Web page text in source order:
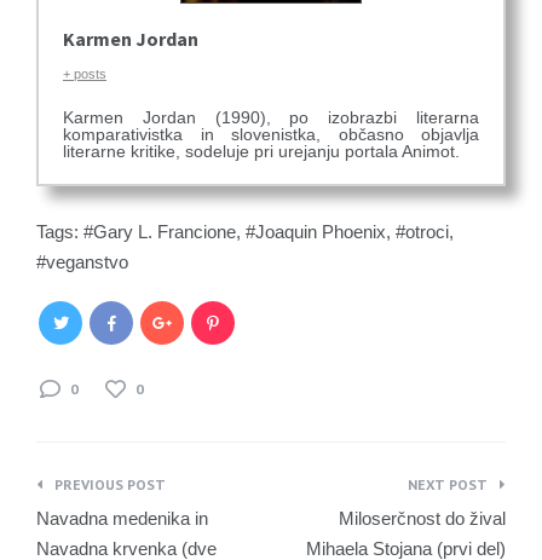
Karmen Jordan
+ posts
Karmen Jordan (1990), po izobrazbi literarna
komparativistka in slovenistka, občasno objavlja
literarne kritike, sodeluje pri urejanju portala Animot.
Tags: Gary L. Francione, Joaquin Phoenix, otroci,
veganstvo
0 0
Navigacija
prispevka
PREVIOUS POST
Navadna medenika in
Navadna krvenka (dve
NEXT POST
Miloserčnost do žival
Mihaela Stojana (prvi del)